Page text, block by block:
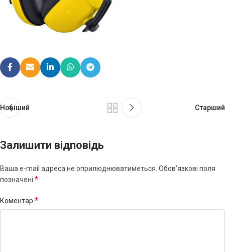
Новіший Старший
Залишити відповідь
Ваша e-mail адреса не оприлюднюватиметься. Обов’язкові поля
позначені *
Коментар *